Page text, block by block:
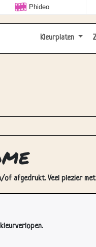
Phideo
Kleurplaten
afgedrukt. Veel plezier